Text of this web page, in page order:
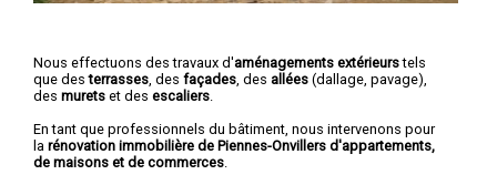
Nous effectuons des travaux d'aménagements extérieurstels
que desterrasses , des façades , des allées (dallage, pavage),
des murets et des escaliers
En tant que professionnels du bâtiment, nous intervenons pour
la rénovation immobilière de Piennes-Onvillers d'appartements,
de maisons et de commerces